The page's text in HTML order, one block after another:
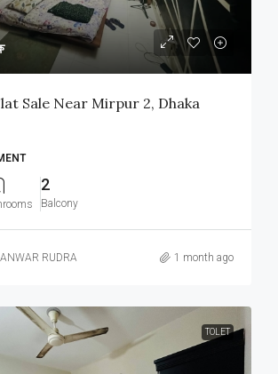
Sale Near Mirpur 2, Dhaka
2
Balcony
RUDRA 1 month ago
TOLET